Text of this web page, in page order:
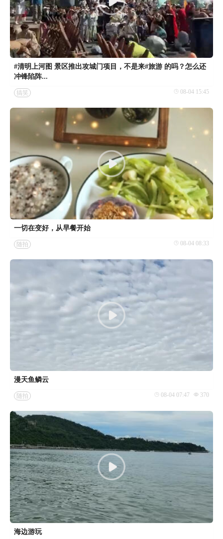
#清明上河图 景区推出攻城门项目，不是来#旅游 的吗？怎么还
冲锋陷阵...
搞笑 08-04 15:45
一切在变好，从早餐开始
随拍 08-04 08:33
漫天鱼鳞云
随拍 08-04 07:47 370
海边游玩